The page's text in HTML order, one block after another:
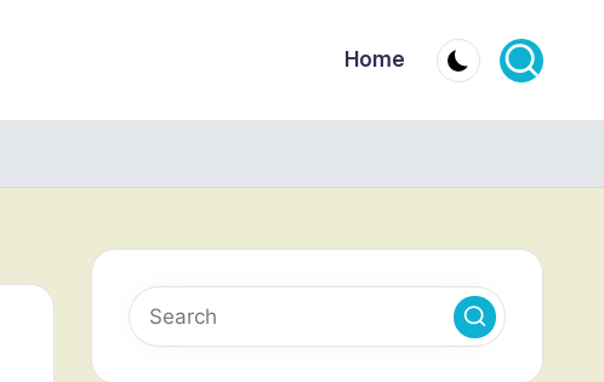
Home